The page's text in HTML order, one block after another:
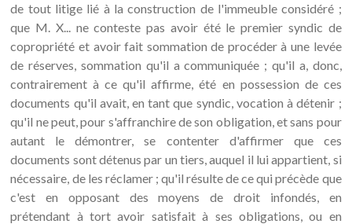
de tout litige lié à la construction de l'immeuble considéré ;
que M. X... ne conteste pas avoir été le premier syndic de
copropriété et avoir fait sommation de procéder à une levée
de réserves, sommation qu'il a communiquée ; qu'il a, donc,
contrairement à ce qu'il affirme, été en possession de ces
documents qu'il avait, en tant que syndic, vocation à détenir ;
qu'il ne peut, pour s'affranchire de son obligation, et sans pour
autant le démontrer, se contenter d'affirmer que ces
documents sont détenus par un tiers, auquel il lui appartient, si
nécessaire, de les réclamer ; qu'il résulte de ce qui précède que
c'est en opposant des moyens de droit infondés, en
prétendant à tort avoir satisfait à ses obligations, ou en